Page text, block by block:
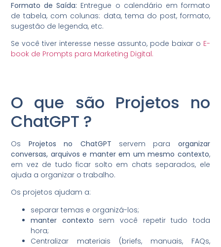
Formato de Saída: Entregue o calendário em formato
de tabela, com colunas: data, tema do post, formato,
sugestão de legenda, etc.
Se você tiver interesse nesse assunto, pode baixar o E-
book de Prompts para Marketing Digital.
O que são Projetos no
ChatGPT ?
Os Projetos no ChatGPT servem para organizar
conversas, arquivos e manter em um mesmo contexto,
em vez de tudo ficar solto em chats separados, ele
ajuda a organizar o trabalho.
Os projetos ajudam a:
separar temas e organizá-los;
manter contexto sem você repetir tudo toda
hora;
Centralizar materiais (briefs, manuais, FAQs,